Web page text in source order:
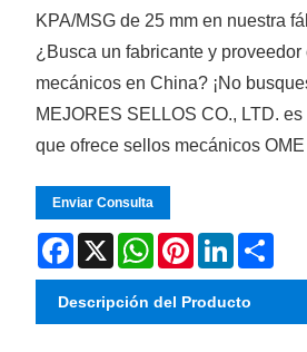
KPA/MSG de 25 mm en nuestra
¿Busca un fabricante y
mecánicos en China? ¡No
MEJORES SELLOS CO., LTD.
que ofrece sellos mecánicos
Enviar Consulta
Facebook
X WhatsAppPinterestLinkedIn
Descripción del Producto